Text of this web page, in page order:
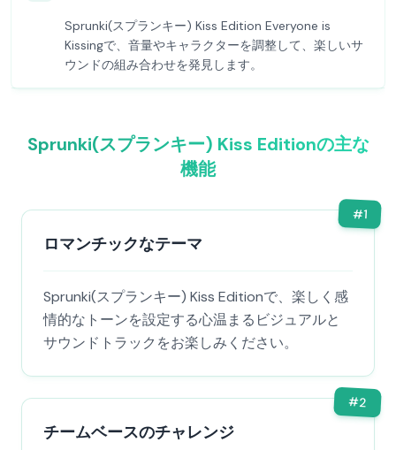
Sprunki(スプランキー) Kiss Edition Everyone is
Kissingで、音量やキャラクターを調整して、楽しいサ
ウンドの組み合わせを発見します。
Sprunki(スプランキー) Kiss Editionの主な
機能
#1
ロマンチックなテーマ
Sprunki(スプランキー) Kiss Editionで、楽しく感
情的なトーンを設定する心温まるビジュアルと
サウンドトラックをお楽しみください。
#2
チームベースのチャレンジ